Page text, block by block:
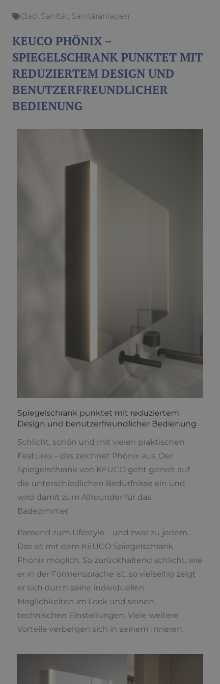
Bad, Sanitär, Sanitäranlagen
KEUCO PHÖNIX –
SPIEGELSCHRANK PUNKTET MIT
REDUZIERTEM DESIGN UND
BENUTZERFREUNDLICHER
BEDIENUNG
Spiegelschrank punktet mit reduziertem
Design und benutzerfreundlicher Bedienung
Schlicht, schön und mit vielen praktischen
Features – das zeichnet Phönix aus. Der
Spiegelschrank von KEUCO geht gezielt auf
die unterschiedlichen Bedürfnisse ein und
wird damit zum Allrounder für das
Badezimmer.
Passend zum Lifestyle – und zwar zu jedem.
Das ist mit dem KEUCO Spiegelschrank
Phönix möglich. So zurückhaltend schlicht, wie
er in der Formensprache ist, so vielseitig zeigt
er sich durch seine individuellen
Möglichkeiten im Look und seinen
technischen Einstellungen. Viele weitere
Vorteile verbergen sich in seinem Inneren.